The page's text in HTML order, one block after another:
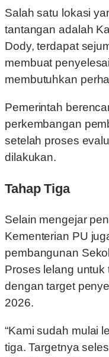
Salah satu lokasi
tantangan adalah
Dody, terdapat
membuat
membutuhkan
Pemerintah
perkembangan
setelah proses
dilakukan.
Tahap Tiga
Selain mengejar
Kementerian PU
pembangunan
Proses lelang untuk
dengan target
2026.
“Kami sudah mulai
tiga. Targetnya